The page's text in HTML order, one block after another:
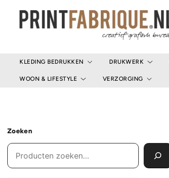
KLEDING BEDRUKKEN DRUKWERK
WOON & LIFESTYLE VERZORGING
Zoeken